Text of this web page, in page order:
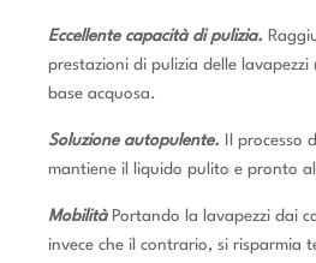
Eccellente capacità di pulizia.
prestazioni di pulizia delle
base acquosa.
Soluzione autopulente.
Il processo
mantiene il liquido pulito e pronto
Mobilità Portando la lavapezzi dai
invece che il contrario, si risparmia